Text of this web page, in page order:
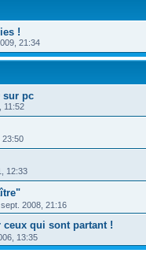
!
21:34
sur pc
11:52
23:50
12:33
2008, 21:16
qui sont partant !
13:35